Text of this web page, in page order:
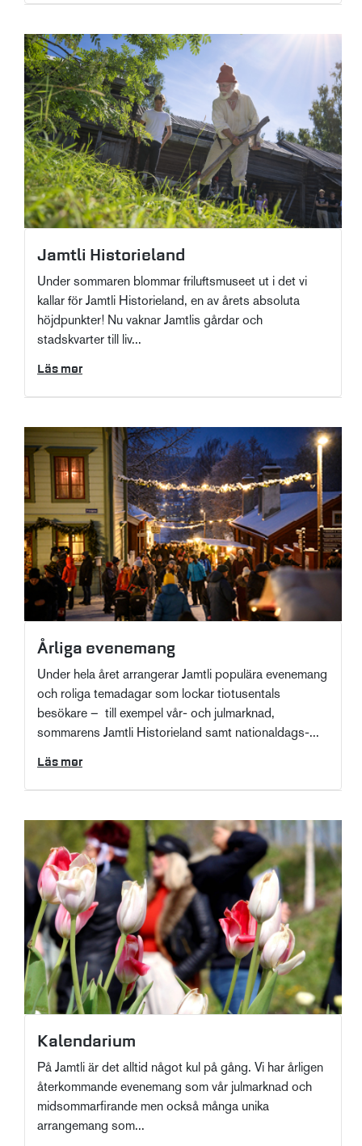
Jamtli Historieland
Under sommaren blommar friluftsmuseet ut i det vi
kallar för Jamtli Historieland, en av årets absoluta
höjdpunkter! Nu vaknar Jamtlis gårdar och
stadskvarter till liv...
Läs mer
Årliga evenemang
Under hela året arrangerar Jamtli populära evenemang
och roliga temadagar som lockar tiotusentals
besökare – till exempel vår- och julmarknad,
sommarens Jamtli Historieland samt nationaldags-...
Läs mer
Kalendarium
På Jamtli är det alltid något kul på gång. Vi har årligen
återkommande evenemang som vår julmarknad och
midsommarfirande men också många unika
arrangemang som...